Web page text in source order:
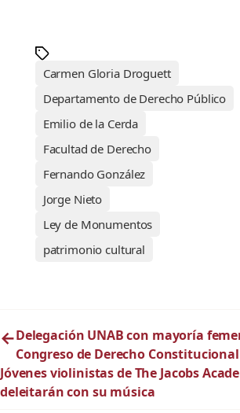
Carmen Gloria Droguett
Departamento de Derecho Público
Emilio de la Cerda
Facultad de Derecho
Fernando González
Jorge Nieto
Ley de Monumentos
patrimonio cultural
←Delegación UNAB con mayoría
Congreso de Derecho Constitucional
Jóvenes violinistas de The Jacobs
deleitarán con su música